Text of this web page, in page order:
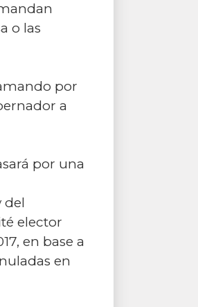
o las
por
a
por una
del
elector
en base a
en